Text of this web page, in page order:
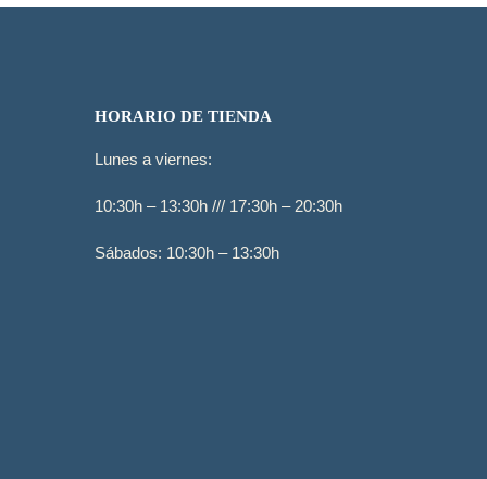
HORARIO DE TIENDA
Lunes a viernes:
10:30h – 13:30h /// 17:30h – 20:30h
Sábados: 10:30h – 13:30h